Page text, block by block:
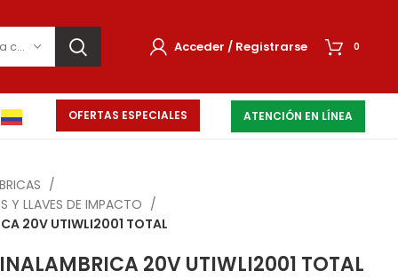
Selecciona una categoría Acceder / Registrarse 0
OFERTAS ESPECIALES ATENCIÓN EN LÍNEA
Y LLAVES DE IMPACTO
20V UTIWLI2001 TOTAL
20V UTIWLI2001 TOTAL